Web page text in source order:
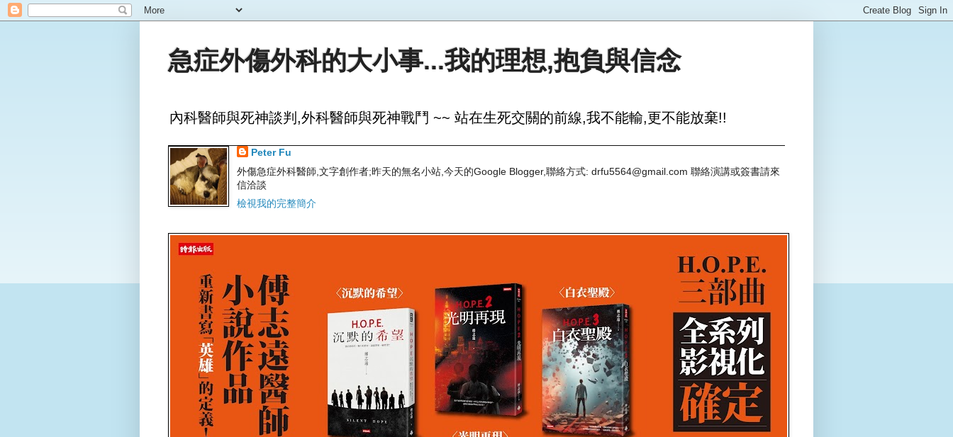
急症外傷外科的大小事...我的理想,抱負與信念
內科醫師與死神談判,外科醫師與死神戰鬥 ~~ 站在生死交關的前線,我不能輸,更不能放棄!!
Peter Fu
外傷急症外科醫師,文字創作者;昨天的無名小站,今天的Google Blogger,聯絡方式: drfu5564@gmail.com 聯絡演講或簽書請來
信洽談
檢視我的完整簡介